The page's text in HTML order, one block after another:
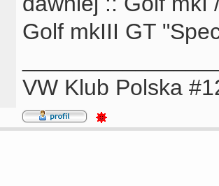
Golf mkIII GT
VW Klub Polska